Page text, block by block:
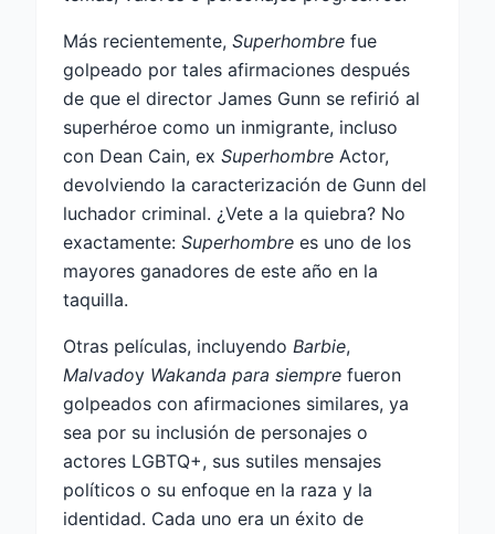
Más recientemente, Superhombre fue
golpeado por tales afirmaciones después
de que el director James Gunn se refirió al
superhéroe como un inmigrante, incluso
con Dean Cain, ex Superhombre Actor,
devolviendo la caracterización de Gunn del
luchador criminal. ¿Vete a la quiebra? No
exactamente: Superhombre es uno de los
mayores ganadores de este año en la
taquilla.
Otras películas, incluyendo Barbie,
Malvadoy Wakanda para siempre fueron
golpeados con afirmaciones similares, ya
sea por su inclusión de personajes o
actores LGBTQ+, sus sutiles mensajes
políticos o su enfoque en la raza y la
identidad. Cada uno era un éxito de